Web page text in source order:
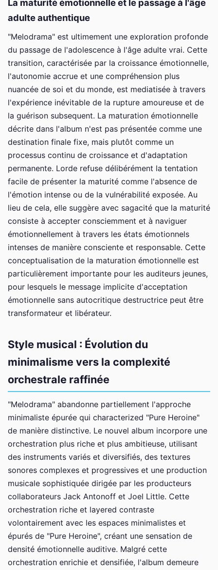
La maturité émotionnelle et le passage à l'âge
adulte authentique
"Melodrama" est ultimement une exploration profonde
du passage de l'adolescence à l'âge adulte vrai. Cette
transition, caractérisée par la croissance émotionnelle,
l'autonomie accrue et une compréhension plus
nuancée de soi et du monde, est mediatisée à travers
l'expérience inévitable de la rupture amoureuse et de
la guérison subsequent. La maturation émotionnelle
décrite dans l'album n'est pas présentée comme une
destination finale fixe, mais plutôt comme un
processus continu de croissance et d'adaptation
permanente. Lorde refuse délibérément la tentation
facile de présenter la maturité comme l'absence de
l'émotion intense ou de la vulnérabilité exposée. Au
lieu de cela, elle suggère avec sagacité que la maturité
consiste à accepter consciemment et à naviguer
émotionnellement à travers les états émotionnels
intenses de manière consciente et responsable. Cette
conceptualisation de la maturation émotionnelle est
particulièrement importante pour les auditeurs jeunes,
pour lesquels le message implicite d'acceptation
émotionnelle sans autocritique destructrice peut être
transformateur et libérateur.
Style musical : Évolution du
minimalisme vers la complexité
orchestrale raffinée
"Melodrama" abandonne partiellement l'approche
minimaliste épurée qui characterized "Pure Heroine"
de manière distinctive. Le nouvel album incorpore une
orchestration plus riche et plus ambitieuse, utilisant
des instruments variés et diversifiés, des textures
sonores complexes et progressives et une production
musicale sophistiquée dirigée par les producteurs
collaborateurs Jack Antonoff et Joel Little. Cette
orchestration riche et layered contraste
volontairement avec les espaces minimalistes et
épurés de "Pure Heroine", créant une sensation de
densité émotionnelle auditive. Malgré cette
orchestration enrichie et densifiée, l'album demeure